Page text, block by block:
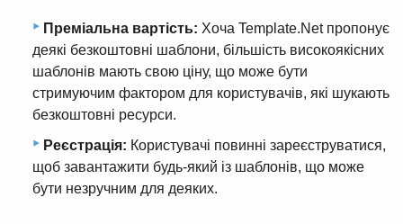
Преміальна вартість: Хоча Template.Net пропонує
деякі безкоштовні шаблони, більшість високоякісних
шаблонів мають свою ціну, що може бути
стримуючим фактором для користувачів, які шукають
безкоштовні ресурси.
Реєстрація: Користувачі повинні зареєструватися,
щоб завантажити будь-який із шаблонів, що може
бути незручним для деяких.